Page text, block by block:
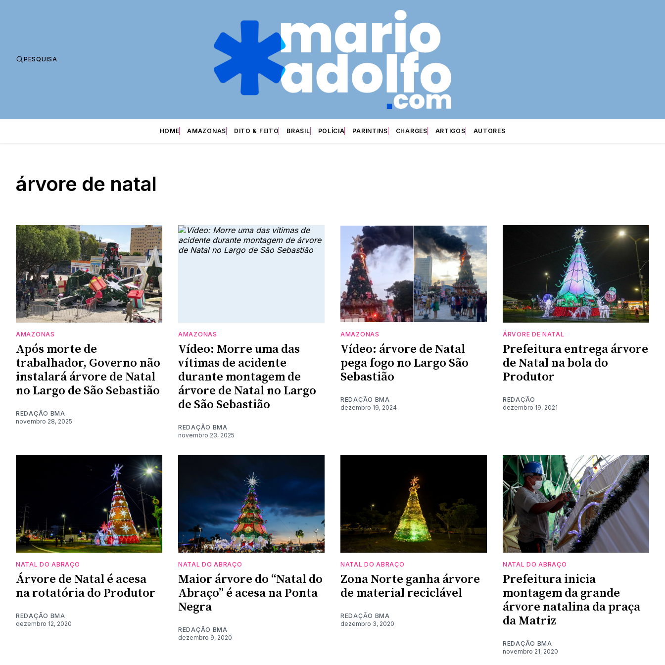
PESQUISA
HOME AMAZONAS DITO & FEITO BRASIL POLÍCIA PARINTINS CHARGES ARTIGOS AUTORES
árvore de natal
AMAZONAS
Após morte de
trabalhador, Governo não
instalará árvore de Natal
no Largo de São Sebastião
REDAÇÃO BMA
novembro 28, 2025
AMAZONAS
Vídeo: Morre uma das
vítimas de acidente
durante montagem de
árvore de Natal no Largo
de São Sebastião
REDAÇÃO BMA
novembro 23, 2025
AMAZONAS
Vídeo: árvore de Natal
pega fogo no Largo São
Sebastião
REDAÇÃO BMA
dezembro 19, 2024
ÁRVORE DE NATAL
Prefeitura entrega árvore
de Natal na bola do
Produtor
REDAÇÃO
dezembro 19, 2021
NATAL DO ABRAÇO
Árvore de Natal é acesa
na rotatória do Produtor
REDAÇÃO BMA
dezembro 12, 2020
NATAL DO ABRAÇO
Maior árvore do “Natal do
Abraço” é acesa na Ponta
Negra
REDAÇÃO BMA
dezembro 9, 2020
NATAL DO ABRAÇO
Zona Norte ganha árvore
de material reciclável
REDAÇÃO BMA
dezembro 3, 2020
NATAL DO ABRAÇO
Prefeitura inicia
montagem da grande
árvore natalina da praça
da Matriz
REDAÇÃO BMA
novembro 21, 2020